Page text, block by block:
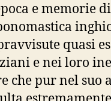
e memorie
quasi
e nei loro
che pur nel suo